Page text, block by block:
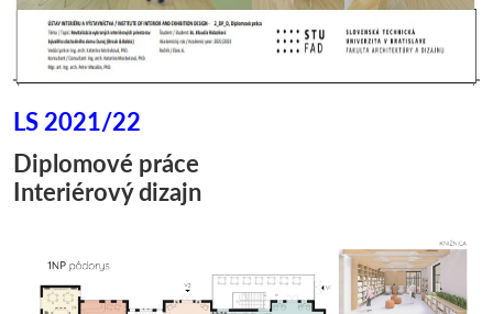
LS 2021/22
Diplomové práce
Interiérový dizajn